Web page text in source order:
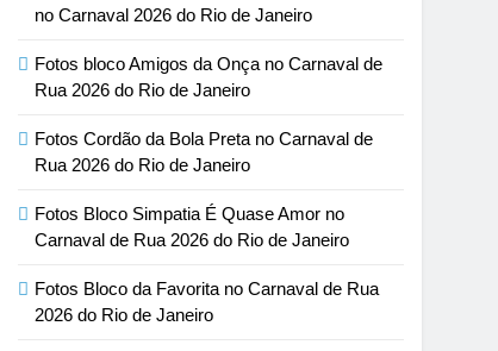
no Carnaval 2026 do Rio de Janeiro
Fotos bloco Amigos da Onça no Carnaval de
Rua 2026 do Rio de Janeiro
Fotos Cordão da Bola Preta no Carnaval de
Rua 2026 do Rio de Janeiro
Fotos Bloco Simpatia É Quase Amor no
Carnaval de Rua 2026 do Rio de Janeiro
Fotos Bloco da Favorita no Carnaval de Rua
2026 do Rio de Janeiro